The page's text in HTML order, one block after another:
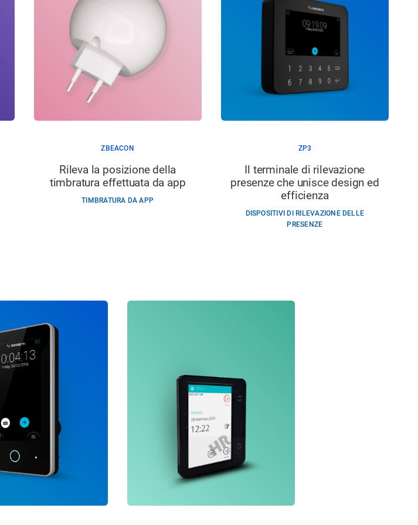
ZBEACON
Rileva la posizione della
timbratura effettuata da app
TIMBRATURA DA APP
ZP3
Il terminale di rilevazione
presenze che unisce design ed
efficienza
DISPOSITIVI DI RILEVAZIONE DELLE
PRESENZE